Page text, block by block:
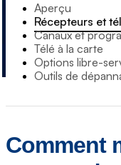
Aperçu
Récepteurs et
Canaux et
Télé à la carte
Options libre-
Outils de
Comment